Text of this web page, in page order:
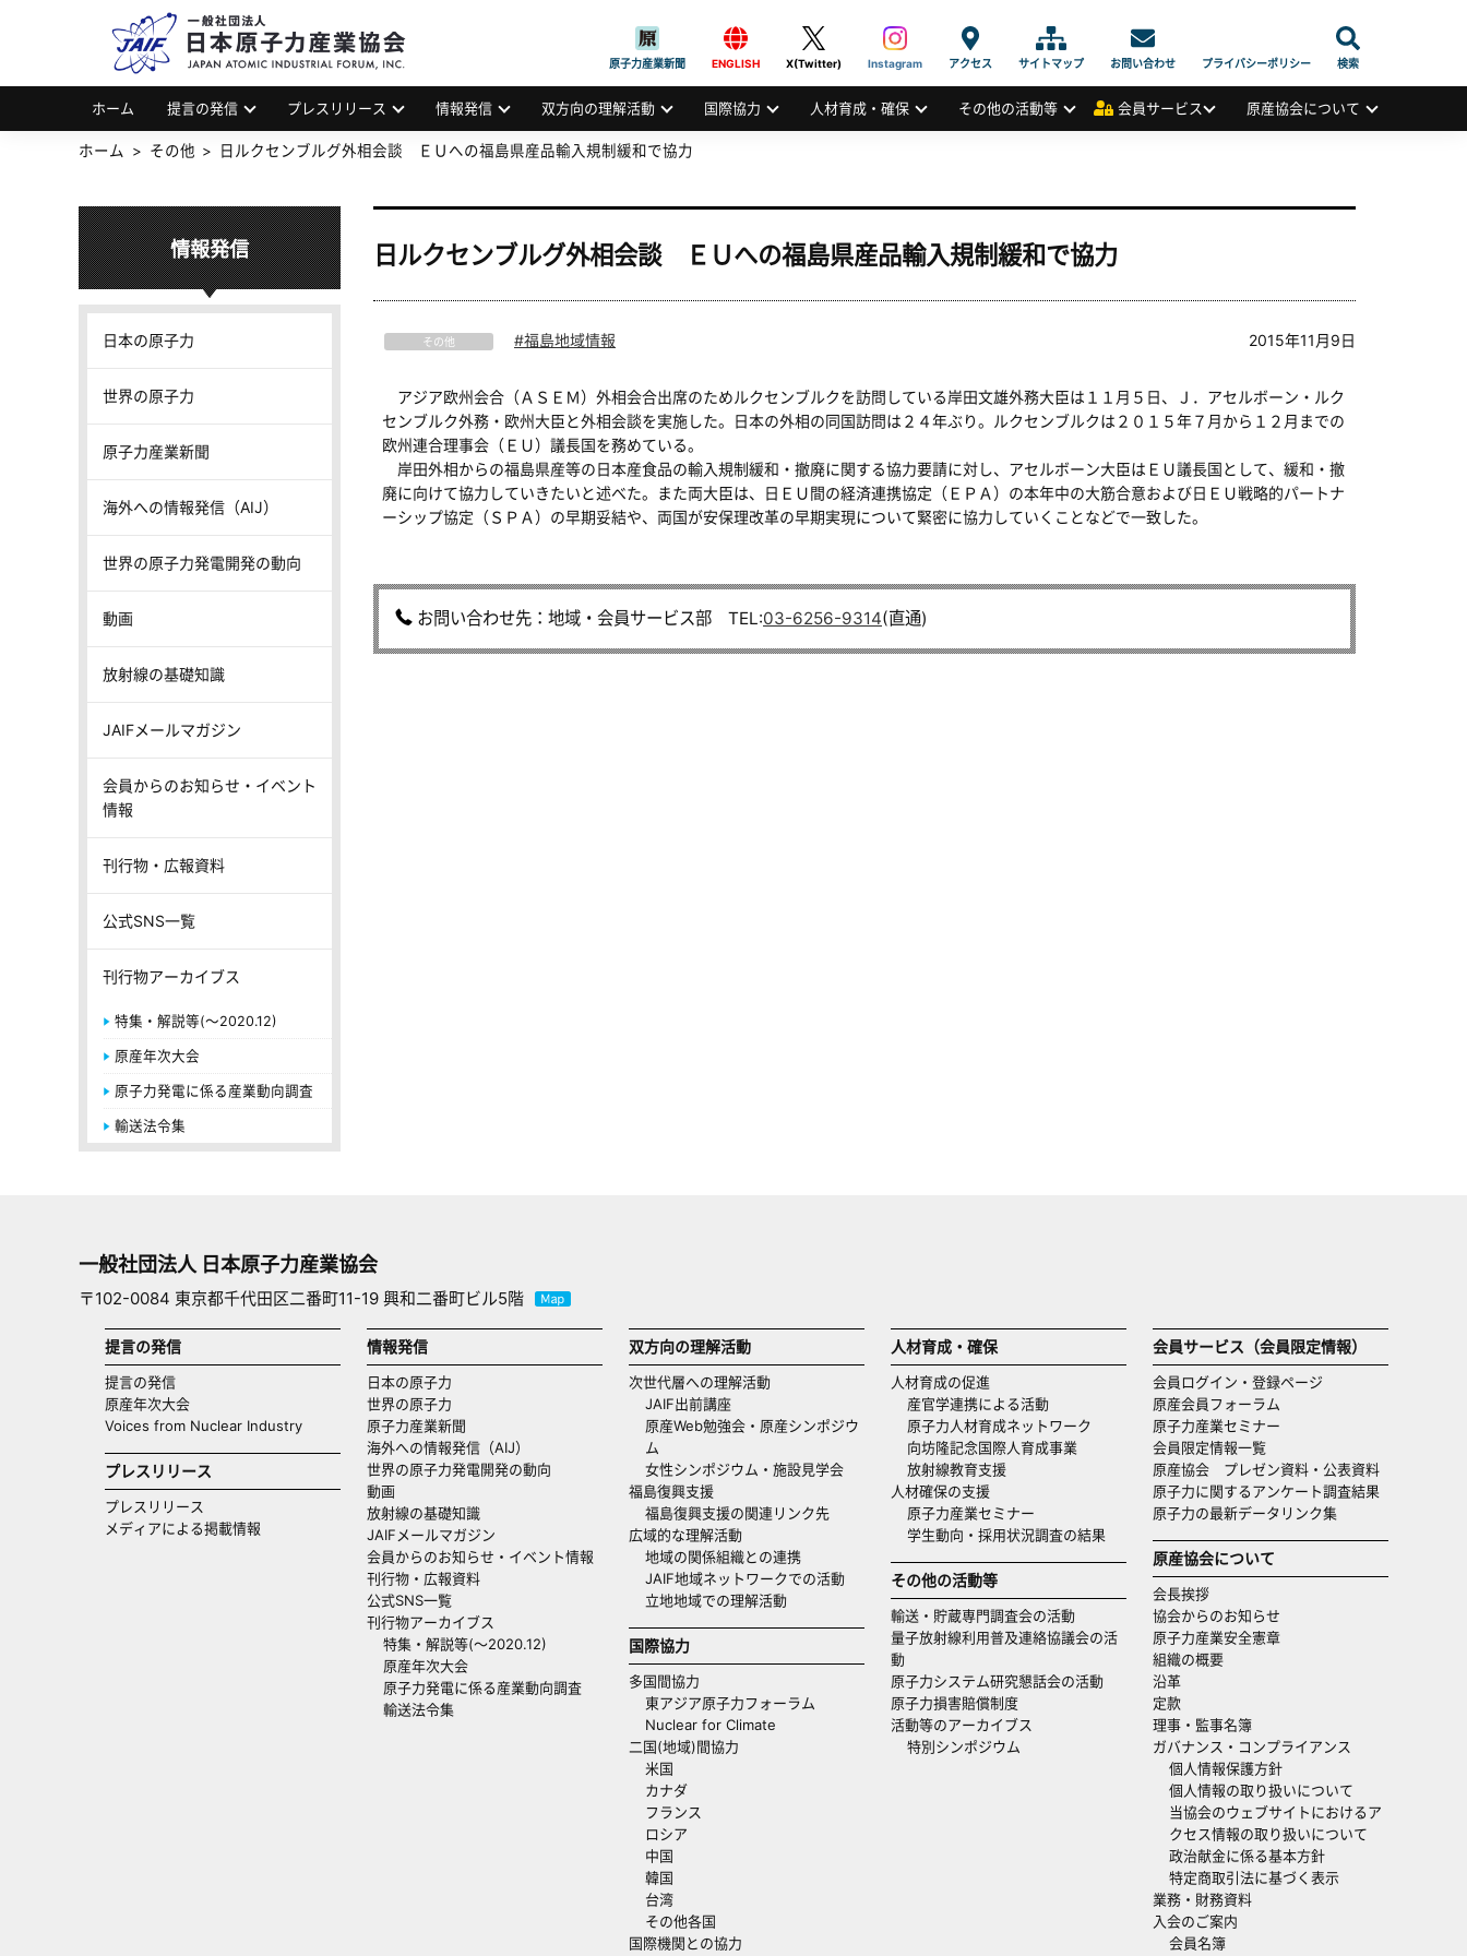
JAPAN ATOMIC INDUSTRIAL FORUM, INC.
原子力産業新聞 ENGLISH X(Twitter) Instagram アクセス サイトマップ お問い合わせ プライバシーポリシー 検索
ホーム 提言の発信 プレスリリース 情報発信 双方向の理解活動 国際協力 人材育成・確保 その他の活動等 会員サービス 原産協会について
ホーム その他 日ルクセンブルグ外相会談 ＥＵへの福島県産品輸入規制緩和で協力
日ルクセンブルグ外相会談 ＥＵへの福島県産品輸入規制緩和で協力
その他 福島地域情報 2015年11月9日
アジア欧州会合（ＡＳＥＭ）外相会合出席のためルクセンブルクを訪問している岸田文雄外務大臣は１１月５日、Ｊ．アセルボーン・ルク
センブルク外務・欧州大臣と外相会談を実施した。日本の外相の同国訪問は２４年ぶり。ルクセンブルクは２０１５年７月から１２月までの
欧州連合理事会（ＥＵ）議長国を務めている。
岸田外相からの福島県産等の日本産食品の輸入規制緩和・撤廃に関する協力要請に対し、アセルボーン大臣はＥＵ議長国として、緩和・撤
廃に向けて協力していきたいと述べた。また両大臣は、日ＥＵ間の経済連携協定（ＥＰＡ）の本年中の大筋合意および日ＥＵ戦略的パートナ
ーシップ協定（ＳＰＡ）の早期妥結や、両国が安保理改革の早期実現について緊密に協力していくことなどで一致した。
お問い合わせ先：地域・会員サービス部 TEL:03-6256-9314(直通)
情報発信
日本の原子力
世界の原子力
原子力産業新聞
海外への情報発信（AIJ）
世界の原子力発電開発の動向
動画
放射線の基礎知識
JAIFメールマガジン
会員からのお知らせ・イベント
情報
刊行物・広報資料
公式SNS一覧
刊行物アーカイブス
特集・解説等(～2020.12)
原産年次大会
原子力発電に係る産業動向調査
輸送法令集
一般社団法人 日本原子力産業協会
〒102-0084 東京都千代田区二番町11-19 興和二番町ビル5階
提言の発信
提言の発信
原産年次大会
Voices from Nuclear Industry
プレスリリース
プレスリリース
メディアによる掲載情報
情報発信
日本の原子力
世界の原子力
原子力産業新聞
海外への情報発信（AIJ）
世界の原子力発電開発の動向
動画
放射線の基礎知識
JAIFメールマガジン
会員からのお知らせ・イベント情報
刊行物・広報資料
公式SNS一覧
刊行物アーカイブス
特集・解説等(～2020.12)
原産年次大会
原子力発電に係る産業動向調査
輸送法令集
双方向の理解活動
次世代層への理解活動
JAIF出前講座
原産Web勉強会・原産シンポジウ
ム
女性シンポジウム・施設見学会
福島復興支援
福島復興支援の関連リンク先
広域的な理解活動
地域の関係組織との連携
JAIF地域ネットワークでの活動
立地地域での理解活動
国際協力
多国間協力
東アジア原子力フォーラム
Nuclear for Climate
二国(地域)間協力
米国
カナダ
フランス
ロシア
中国
韓国
台湾
その他各国
国際機関との協力
人材育成・確保
人材育成の促進
産官学連携による活動
原子力人材育成ネットワーク
向坊隆記念国際人育成事業
放射線教育支援
人材確保の支援
原子力産業セミナー
学生動向・採用状況調査の結果
その他の活動等
輸送・貯蔵専門調査会の活動
量子放射線利用普及連絡協議会の活
動
原子力システム研究懇話会の活動
原子力損害賠償制度
活動等のアーカイブス
特別シンポジウム
会員サービス（会員限定情報）
会員ログイン・登録ページ
原産会員フォーラム
原子力産業セミナー
会員限定情報一覧
原産協会 プレゼン資料・公表資料
原子力に関するアンケート調査結果
原子力の最新データリンク集
原産協会について
会長挨拶
協会からのお知らせ
原子力産業安全憲章
組織の概要
沿革
定款
理事・監事名簿
ガバナンス・コンプライアンス
個人情報保護方針
個人情報の取り扱いについて
当協会のウェブサイトにおけるア
クセス情報の取り扱いについて
政治献金に係る基本方針
特定商取引法に基づく表示
業務・財務資料
入会のご案内
会員名簿